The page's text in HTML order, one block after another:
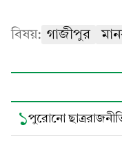
বিষয়: গাজীপুর
১পুরোনো